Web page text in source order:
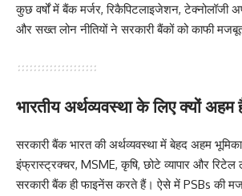
कुछ वर्षों में बैंक मर्जर, रिकैपिटलाइजेशन, टेक्नोलॉजी
और सख्त लोन नीतियों ने सरकारी बैंकों को काफी
भारतीय अर्थव्यवस्था के लिए क्यों अहम
सरकारी बैंक भारत की अर्थव्यवस्था में बेहद अहम
इंफ्रास्ट्रक्चर, MSME, कृषि, छोटे व्यापार और रिटेल
सरकारी बैंक ही फाइनेंस करते हैं। ऐसे में PSBs की